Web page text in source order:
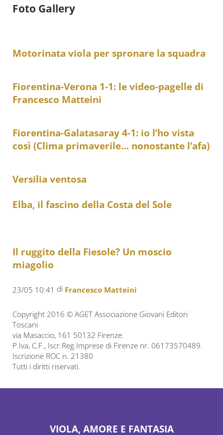
Foto Gallery
Motorinata viola per spronare la squadra
Fiorentina-Verona 1-1: le video-pagelle di
Francesco Matteini
Fiorentina-Galatasaray 4-1: io l’ho vista
così (Clima primaverile… nonostante l’afa)
Versilia ventosa
Elba, il fascino della Costa del Sole
Il ruggito della Fiesole? Un moscio
miagolio
23/05 10:41 di Francesco Matteini
Copyright 2016 © AGET Associazione Giovani Editori
Toscani
via Masaccio, 161 50132 Firenze.
P.Iva, C.F., Iscr.Reg.Imprese di Firenze nr. 06173570489.
Iscrizione ROC n. 21380
Tutti i diritti riservati.
VIOLA, AMORE E FANTASIA